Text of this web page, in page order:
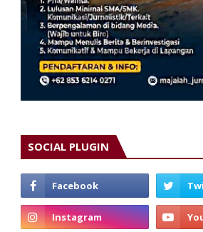
SOCIAL PLUGIN